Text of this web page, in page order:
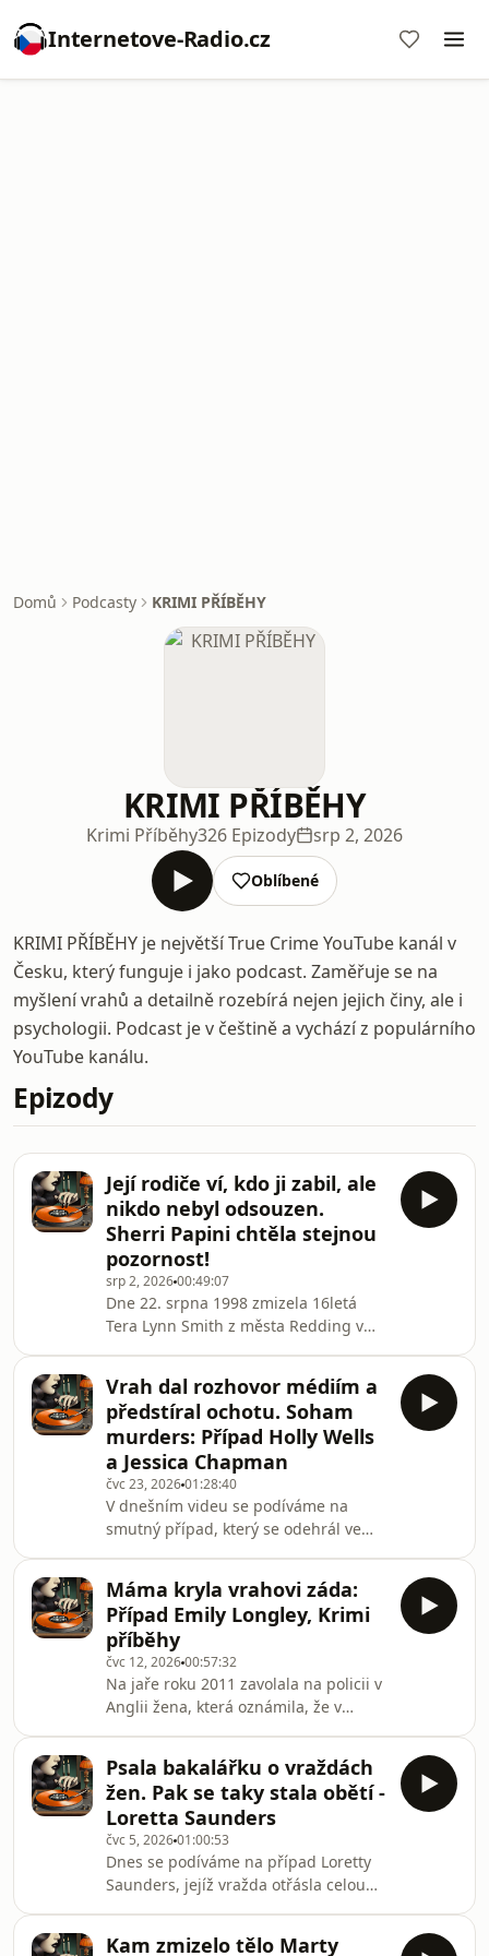
Internetove-Radio.cz
Domů Podcasty KRIMI PŘÍBĚHY
KRIMI PŘÍBĚHY
Krimi Příběhy326 Epizody srp 2, 2026
Oblíbené
KRIMI PŘÍBĚHY je největší True Crime YouTube kanál v
Česku, který funguje i jako podcast. Zaměřuje se na
myšlení vrahů a detailně rozebírá nejen jejich činy, ale i
psychologii. Podcast je v češtině a vychází z populárního
YouTube kanálu.
Epizody
Její rodiče ví, kdo ji zabil, ale
nikdo nebyl odsouzen.
Sherri Papini chtěla stejnou
pozornost!
srp 2, 202600:49:07
Dne 22. srpna 1998 zmizela 16letá
Tera Lynn Smith z města Redding v
nejspíš inspirovala Sherri Papini,
která ji podle všeho znala. Jenže v
tomhle případě nešlo o senzaci ani o
touhu po pozornosti - šlo o skutečné
zmizení mladé dívky, po které se
doslova slehla zem. Její rodiče dodnes
pevně věří, že vědí, kdo za tím stojí.
Ale ani p
Vrah dal rozhovor médiím a
předstíral ochotu. Soham
murders: Případ Holly Wells
a Jessica Chapman
čvc 23, 202601:28:40
V dnešním videu se podíváme na
smutný případ, který se odehrál ve
poklidném městečku Soham. Zprvu se
věřilo, že se dívky jen zatoulaly, a když
přišla na řadu verze o únosu,
obyvatelé byli přesvědčeni, že za tím
musí stát někdo zvenčí. Nikdo mezi
nimi přece není takové monstrum.
Mýlili se... a o to horší bylo, že
pachatel
Máma kryla vrahovi záda:
Případ Emily Longley, Krimi
příběhy
čvc 12, 202600:57:32
Na jaře roku 2011 zavolala na policii v
Anglii žena, která oznámila, že v
sedmnáctiletá Emily Longley, synova
přítelkyně. Žena působila vyděšeně,
ale ve skutečnosti moc dobře věděla,
co se stalo.Je to tu! 💣 VYTVOŘILA JSEM
VLASTNÍ KRIMI deskovou hru. Je to
skutečná deskovka, ne jednorázový
případ na řešení ve složce. Hru koupíš
p
Psala bakalářku o vraždách
žen. Pak se taky stala obětí -
Loretta Saunders
čvc 5, 202601:00:53
Dnes se podíváme na případ Loretty
Saunders, jejíž vražda otřásla celou
Kam zmizelo tělo Marty